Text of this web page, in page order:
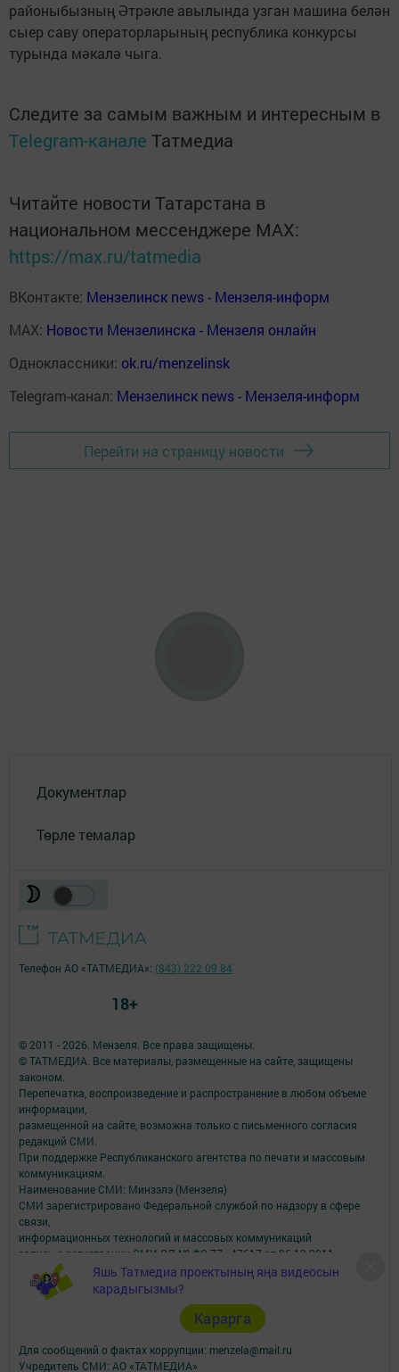
районыбызның Әтрәкле авылында узган машина белән
сыер саву операторларының республика конкурсы
турында мәкалә чыга.
Следите за самым важным и интересным в
Telegram-канале Татмедиа
Читайте новости Татарстана в
национальном мессенджере MАХ:
https://max.ru/tatmedia
ВКонтакте: Мензелинск news - Мензеля-информ
MAX: Новости Мензелинска - Мензеля онлайн
Одноклассники: ok.ru/menzelinsk
Telegram-канал: Мензелинск news - Мензеля-информ
Перейти на страницу новости
Документлар
Төрле темалар
Яшь Татмедиа проектының яңа видеосын
карадыгызмы?
Карарга
© 2011 - 2026. Мензеля. Все права защищены.
© ТАТМЕДИА. Все материалы, размещенные на сайте, защищены
законом.
Перепечатка, воспроизведение и распространение в любом объеме
информации,
размещенной на сайте, возможна только с письменного согласия
редакций СМИ.
При поддержке Республиканского агентства по печати и массовым
коммуникациям.
Наименование СМИ: Минзэлэ (Мензеля)
СМИ зарегистрировано Федеральной службой по надзору в сфере
связи,
информационных технологий и массовых коммуникаций
запись о регистрации СМИ ЭЛ № ФС 77 - 47617 от 06.12.2011
ФИО главного редактора: Шагиев Ильдус Ильязович
Адрес редакции: 423700, Российская Федерация, Республика
Татарстан, Мензелинский район, г. Мензелинск, ул. Тукая, д. 19
Телефон редакции: (85555) 3-26-46
Электронная почта филиала: menzela@mail.ru
Для сообщений о фактах коррупции: menzela@mail.ru
Учредитель СМИ: АО «ТАТМЕДИА»
Телефон АО «ТАТМЕДИА»: (843) 222 09 84
18+